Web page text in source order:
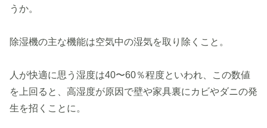
うか。
除湿機の主な機能は空気中の湿気を取り除くこと。
人が快適に思う湿度は40〜60％程度といわれ、この数値
を上回ると、高湿度が原因で壁や家具裏にカビやダニの発
生を招くことに。